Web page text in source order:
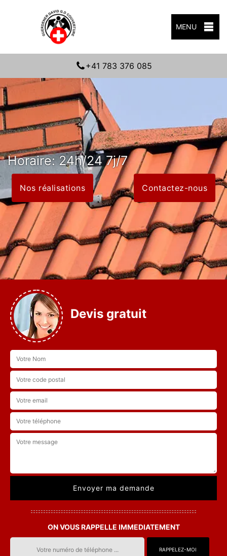
MENU
+41 783 376 085
Horaire: 24h/24 7j/7
Nos réalisations Contactez-nous
Devis gratuit
ON VOUS RAPPELLE IMMEDIATEMENT